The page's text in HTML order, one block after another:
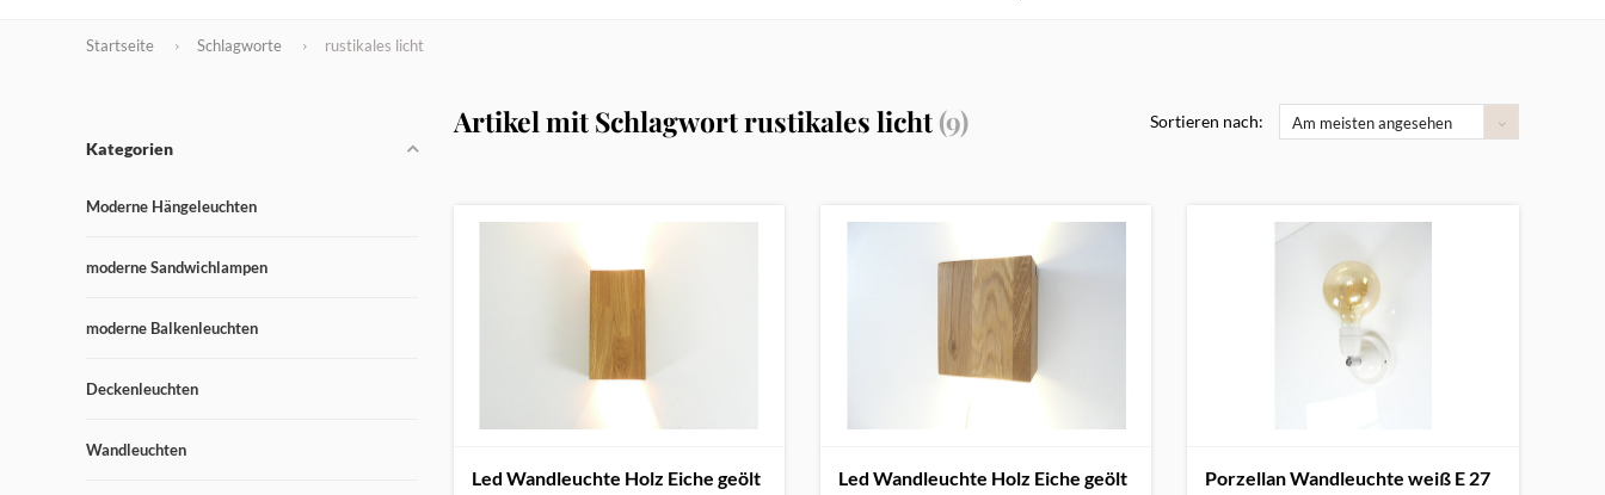
Startseite Schlagworte rustikales licht
Kategorien
Moderne Hängeleuchten
moderne Sandwichlampen
moderne Balkenleuchten
Deckenleuchten
Wandleuchten
Artikel mit Schlagwort rustikales licht(9) Sortieren nach: Am meisten angesehen
Led Wandleuchte Holz Eiche geölt Led Wandleuchte Holz Eiche geölt Porzellan Wandleuchte weiß E 27